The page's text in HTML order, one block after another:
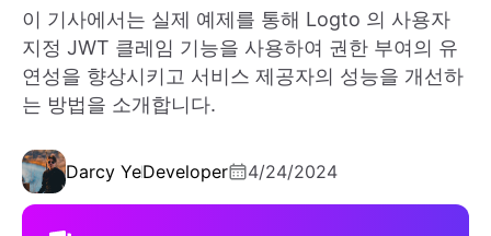
이 기사에서는 실제 예제를 통해 Logto 의 사용자
지정 JWT 클레임 기능을 사용하여 권한 부여의 유
연성을 향상시키고 서비스 제공자의 성능을 개선하
는 방법을 소개합니다.
Darcy YeDeveloper 4/24/2024